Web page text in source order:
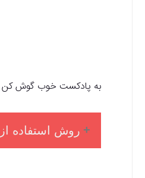
به پادکست خوب گوش کن
روش استفاده